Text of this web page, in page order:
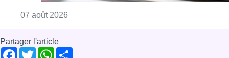
07 août 2026
Partager l'article
Facebook
TwitterWhatsApp